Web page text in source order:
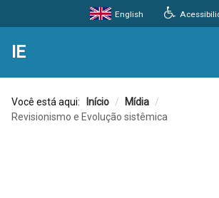
English
IE
Você está aqui: Início / Mídia /
Revisionismo e Evolução sistêmica